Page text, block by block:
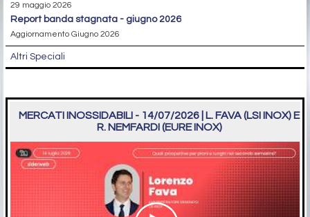
29 maggio 2026
report banda stagnata - giugno 2026
Aggiornamento Giugno 2026
Altri Speciali
MERCATI INOSSIDABILI - 14/07/2026 | L. FAVA (LSI INOX) E
R. NEMFARDI (EURE INOX)